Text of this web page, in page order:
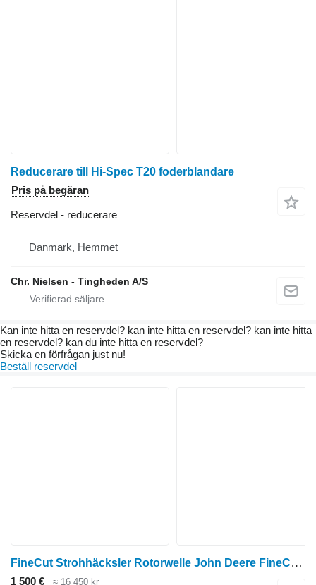
Reducerare till Hi-Spec T20 foderblandare
Pris på begäran
Reservdel - reducerare
Danmark, Hemmet
Chr. Nielsen - Tingheden A/S
Kan inte hitta en reservdel? kan inte hitta en reservdel? kan inte hitta
en reservdel? kan du inte hitta en reservdel?
Skicka en förfrågan just nu!
Beställ reservdel
FineCut Strohhäcksler Rotorwelle John Deere FineCut Strohhäcksler Rotorwelle till foderutrustning
1 500 € ≈ 16 450 kr